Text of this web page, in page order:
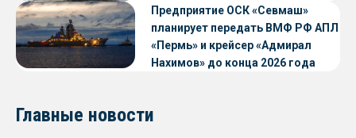
Предприятие ОСК «Севмаш»
планирует передать ВМФ РФ АПЛ
«Пермь» и крейсер «Адмирал
Нахимов» до конца 2026 года
Главные новости